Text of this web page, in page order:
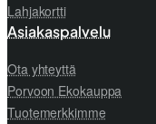
Lahjakortti
Asiakaspalvelu
Ota yhteyttä
Porvoon Ekokauppa
Tuotemerkkimme